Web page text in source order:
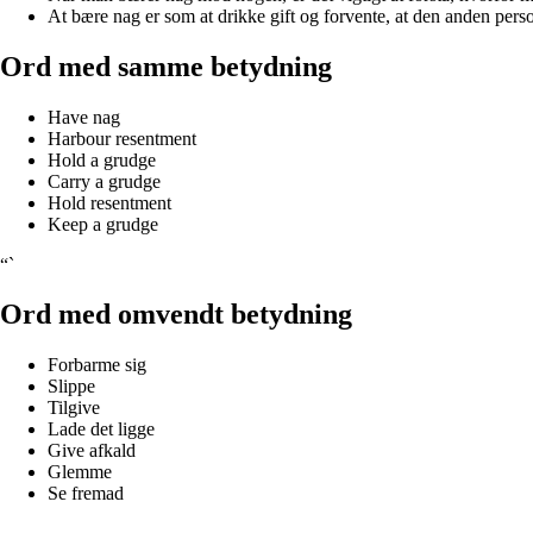
At bære nag er som at drikke gift og forvente, at den anden
Ord med samme betydning
Have nag
Harbour resentment
Hold a grudge
Carry a grudge
Hold resentment
Keep a grudge
“`
Ord med omvendt betydning
Forbarme sig
Slippe
Tilgive
Lade det ligge
Give afkald
Glemme
Se fremad